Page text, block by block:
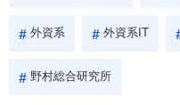
外資系 外資系IT
野村総合研究所